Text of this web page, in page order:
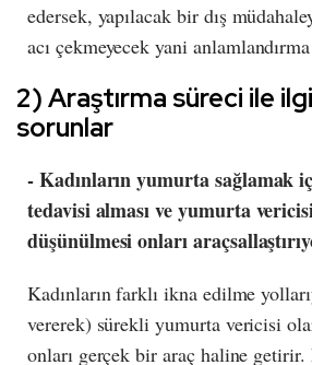
edersek, yapılacak bir dış
acı çekmeyecek yani
2) Araştırma süreci ile
sorunlar
- Kadınların yumurta sağlamak
tedavisi alması ve yumurta
düşünülmesi onları
Kadınların farklı ikna edilme
vererek) sürekli yumurta vericisi
onları gerçek bir araç haline